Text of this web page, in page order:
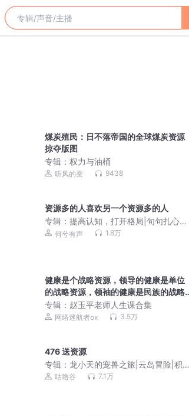
煤炭殖民：日不落帝国的全球煤炭资源
掠夺版图
专辑：权力与油桶
听风的蚕 9438
资源多的人喜欢另一个资源多的人
专辑：提高认知，打开格局|句句扎心真
话 何兮有声 1.8万
健康是个战略资源，领导的健康是单位
的战略资源，领袖的健康是民族的战略
资源
专辑： 赵玉平老师人生课合集
网络迷航者ox 3.5万
476 送资源
专辑：龙小天的宠兽之旅|云岛冒险|积极
努力咕噜谷 7.1万